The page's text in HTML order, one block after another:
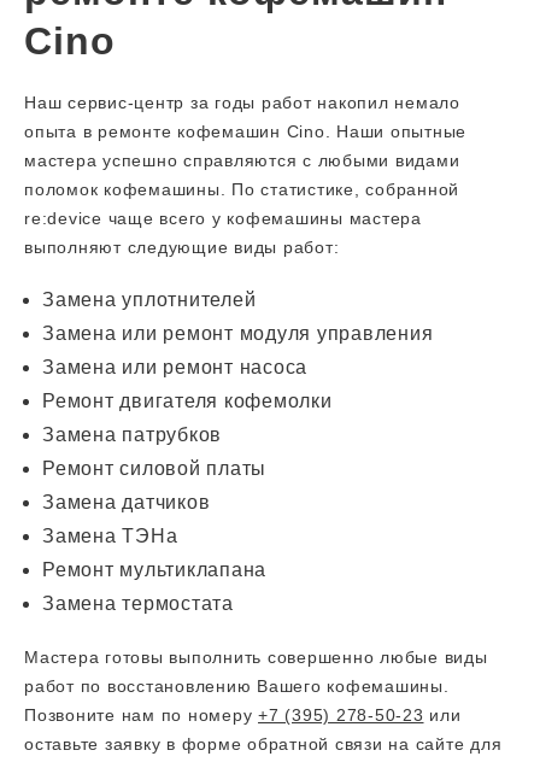
Cino
Наш сервис-центр за годы работ накопил немало
опыта в ремонте кофемашин Cino. Наши опытные
мастера успешно справляются с любыми видами
поломок кофемашины. По статистике, собранной
re:device чаще всего у кофемашины мастера
выполняют следующие виды работ:
Замена уплотнителей
Замена или ремонт модуля управления
Замена или ремонт насоса
Ремонт двигателя кофемолки
Замена патрубков
Ремонт силовой платы
Замена датчиков
Замена ТЭНа
Ремонт мультиклапана
Замена термостата
Мастера готовы выполнить совершенно любые виды
работ по восстановлению Вашего кофемашины.
Позвоните нам по номеру +7 (395) 278-50-23 или
оставьте заявку в форме обратной связи на сайте для